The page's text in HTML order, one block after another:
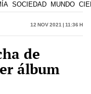
SOCIEDAD MUNDO
12 Nov 2021 | 11:36 h
de
álbum